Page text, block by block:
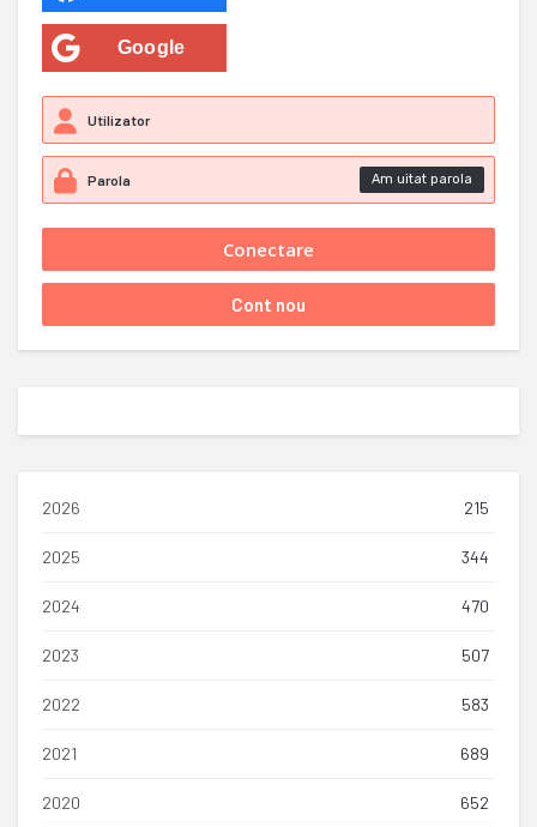
Google
Am uitat parola
2026 215
2025 344
2024 470
2023 507
2022 583
2021 689
2020 652